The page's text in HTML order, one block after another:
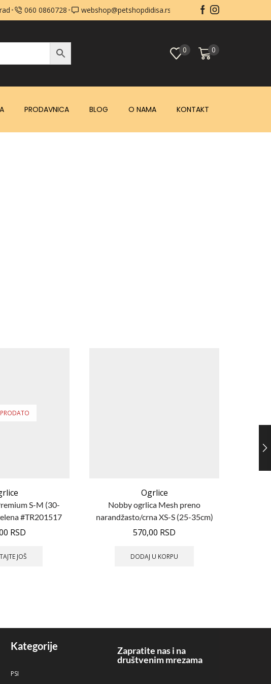
060 0860728 webshop@petshopdidisa.rs
0 0
PRODAVNICA BLOG O NAMA KONTAKT
S-M (30-
#TR201517
RSD
JOŠ
Ogrlice
Nobby ogrlica Mesh preno
narandžasto/crna XS-S (25-35cm)
80541-04
570,00 RSD
DODAJ U KORPU
Kategorije
PSI
Zapratite nas i na
društvenim mrezama